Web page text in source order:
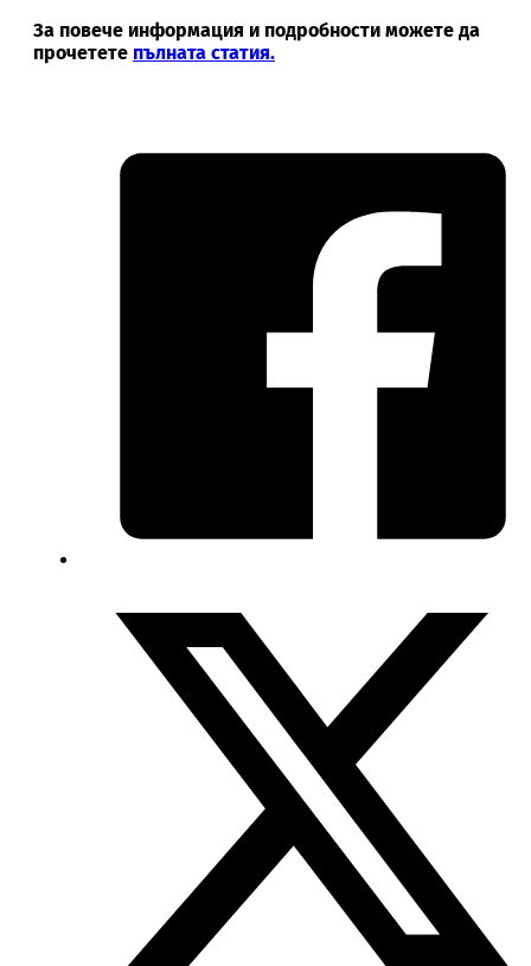
За повече информация и подробности можете да
прочетете пълната статия.